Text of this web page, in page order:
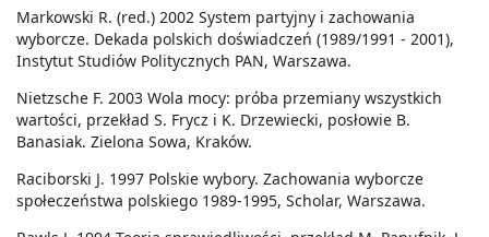
Markowski R. (red.) 2002 System partyjny i zachowania
wyborcze. Dekada polskich doświadczeń (1989/1991 - 2001),
Instytut Studiów Politycznych PAN, Warszawa.
Nietzsche F. 2003 Wola mocy: próba przemiany wszystkich
wartości, przekład S. Frycz i K. Drzewiecki, posłowie B.
Banasiak. Zielona Sowa, Kraków.
Raciborski J. 1997 Polskie wybory. Zachowania wyborcze
społeczeństwa polskiego 1989-1995, Scholar, Warszawa.